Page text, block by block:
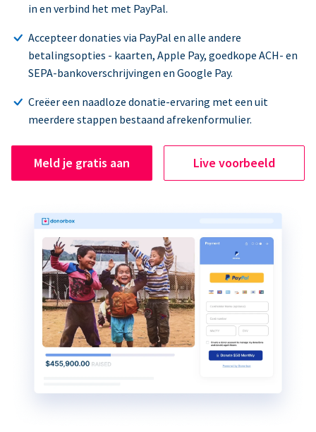
in en verbind het met PayPal.
Accepteer donaties via PayPal en alle andere
betalingsopties - kaarten, Apple Pay, goedkope ACH- en
SEPA-bankoverschrijvingen en Google Pay.
Creëer een naadloze donatie-ervaring met een uit
meerdere stappen bestaand afrekenformulier.
Meld je gratis aan Live voorbeeld